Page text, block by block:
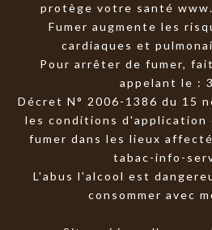
protège votre santé
Fumer augmente les
cardiaques et
Pour arrêter de fumer,
appelant le :
Décret N° 2006-1386 du 15
les conditions
fumer dans les lieux
tabac-info-
L'abus l'alcool est
consommer avec